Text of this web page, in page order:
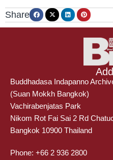
Share
Buddhadasa Indapanno
(Suan Mokkh Bangkok)
Vachirabenjatas Park
Nikom Rot Fai Sai 2 Rd
Bangkok 10900 Thailand
Phone: +66 2 936 2800